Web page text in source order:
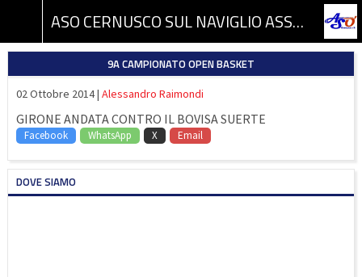
ASO CERNUSCO SUL NAVIGLIO ASSOCIAZIONE SPORTIVA DILETTANTISTICA
9A CAMPIONATO OPEN BASKET
02 Ottobre 2014 | Alessandro Raimondi
GIRONE ANDATA CONTRO IL BOVISA SUERTE
Facebook WhatsApp X Email
DOVE SIAMO